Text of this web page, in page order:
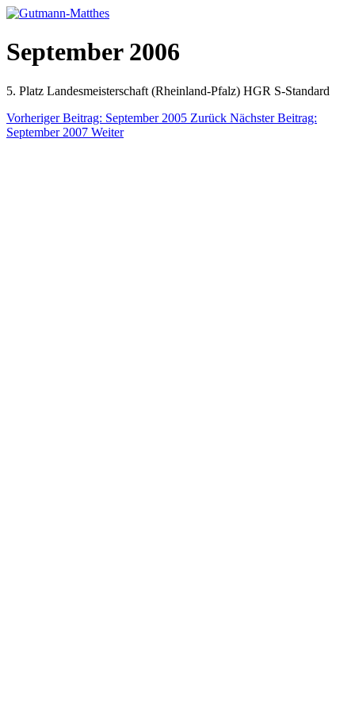
September 2006
5. Platz Landesmeisterschaft (Rheinland-Pfalz) HGR S-Standard
Vorheriger Beitrag: September 2005 Zurück Nächster Beitrag:
September 2007 Weiter